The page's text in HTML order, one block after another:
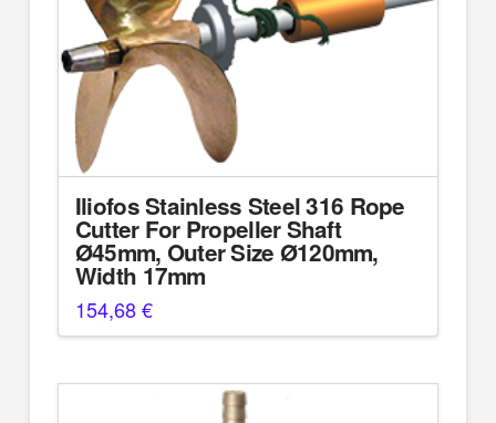
Iliofos Stainless Steel 316 Rope
Cutter For Propeller Shaft
Ø45mm, Outer Size Ø120mm,
Width 17mm
154,68€